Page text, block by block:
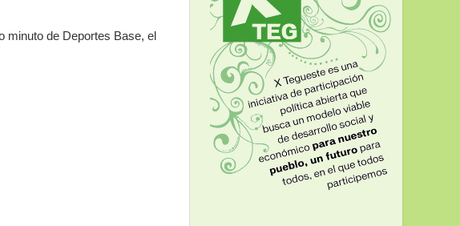
minuto de Deportes Base, el